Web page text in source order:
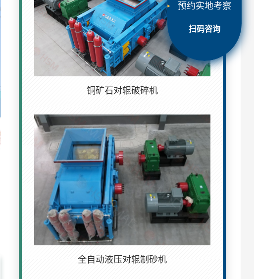
铜矿石对辊破碎机
全自动液压对辊制砂机
预约实地考察
扫码咨询